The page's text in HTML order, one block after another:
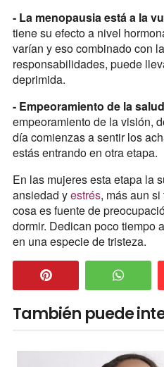
- La menopausia está a la
tiene su efecto a nivel
varían y eso combinado con
responsabilidades, puede
deprimida.
- Empeoramiento de la
empeoramiento de la visión,
día comienzas a sentir los
estás entrando en otra etapa.
En las mujeres esta etapa la
ansiedad yestrés, más aun
cosa es fuente de
dormir. Dedican poco tiempo
en una especie de tristeza.
También puede